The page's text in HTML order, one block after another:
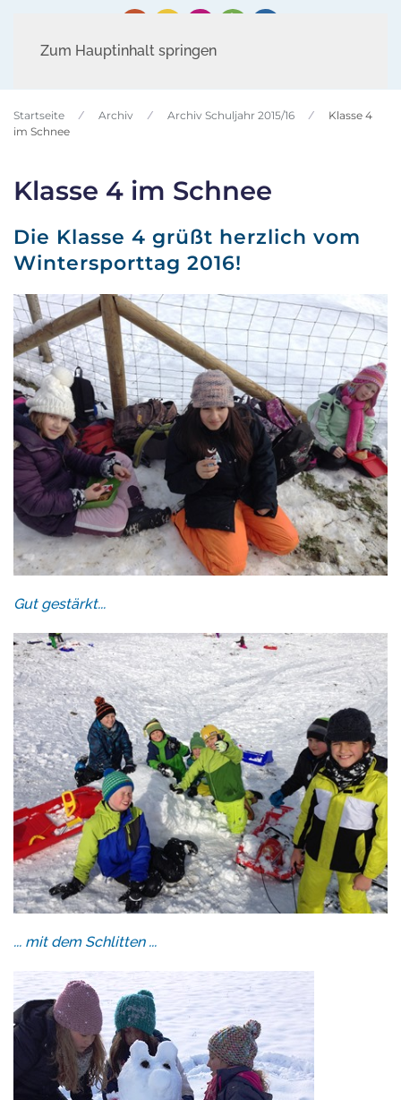
Zum Hauptinhalt springen
Startseite Archiv Archiv Schuljahr 2015/16
Klasse 4
im Schnee
Klasse 4 im Schnee
Die Klasse 4 grüßt herzlich vom
Wintersporttag 2016!
Gut gestärkt...
... mit dem Schlitten ...